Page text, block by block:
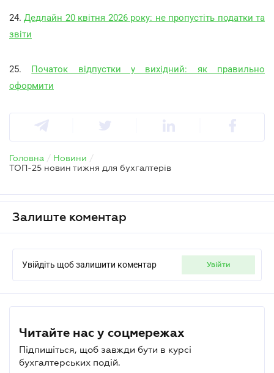
24.Дедлайн 20 квітня 2026 року: не пропустіть податки та
звіти
25. Початок відпустки у вихідний: як правильно
оформити
Головна / Новини /
ТОП-25 новин тижня для бухгалтерів
Залиште коментар
Увійдіть щоб залишити коментар увійти
Читайте нас у соцмережах
Підпишіться, щоб завжди бути в курсі
бухгалтерських подій.